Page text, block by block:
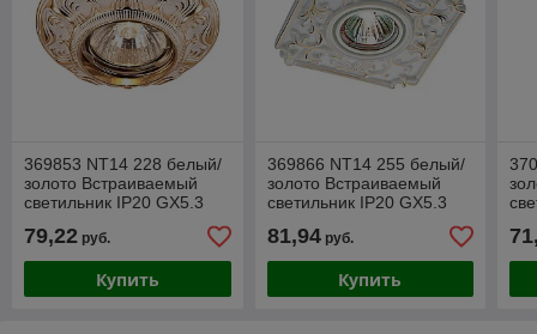
369853 NT14 228 белый/
золото Встраиваемый
светильник IP20 GX5.3
79,22 руб.
Купить
369866 NT14 255 белый/
золото Встраиваемый
светильник IP20 GX5.3
81,94руб.
Купить